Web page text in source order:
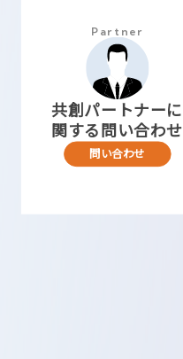
Partner
共創パートナーに
関する問い合わせ
問い合わせ